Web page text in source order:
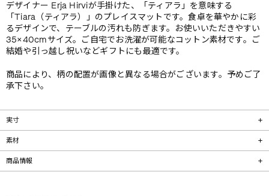
デザイナー Erja Hirviが手掛けた、「ティアラ」を意味する
「Tiara（ティアラ）」のプレイスマットです。食卓を華やかに彩
るデザインで、テーブルの汚れも防ぎます。お使いいただきやすい
35×40cmサイズ。ご自宅でお洗濯が可能なコットン素材です。ご
結婚や引っ越し祝いなどギフトにも最適です。
商品により、柄の配置が画像と異なる場合がございます。予めご了
承下さい。
実寸
素材
商品情報